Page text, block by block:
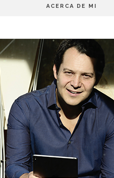
ACERCA DE MI